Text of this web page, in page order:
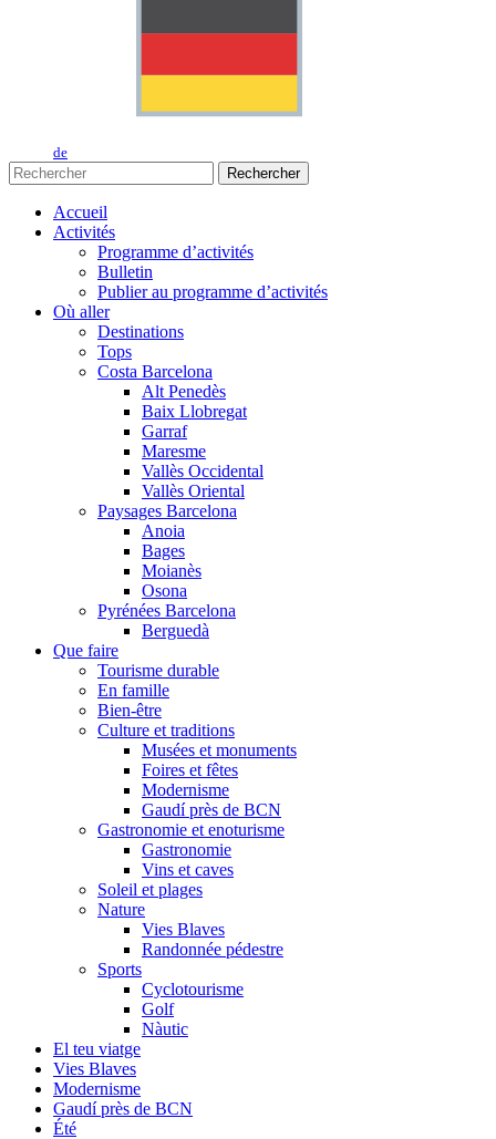
de
Rechercher
Accueil
Activités
Programme d’activités
Bulletin
Publier au programme d’activités
Où aller
Destinations
Tops
Costa Barcelona
Alt Penedès
Baix Llobregat
Garraf
Maresme
Vallès Occidental
Vallès Oriental
Paysages Barcelona
Anoia
Bages
Moianès
Osona
Pyrénées Barcelona
Berguedà
Que faire
Tourisme durable
En famille
Bien-être
Culture et traditions
Musées et monuments
Foires et fêtes
Modernisme
Gaudí près de BCN
Gastronomie et enoturisme
Gastronomie
Vins et caves
Soleil et plages
Nature
Vies Blaves
Randonnée pédestre
Sports
Cyclotourisme
Golf
Nàutic
El teu viatge
Vies Blaves
Modernisme
Gaudí près de BCN
Été